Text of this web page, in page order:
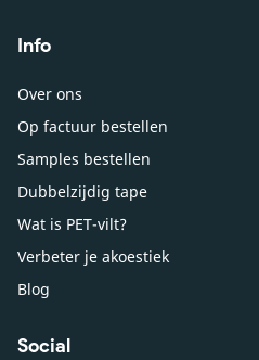
Info
Over ons
Op factuur bestellen
Samples bestellen
Dubbelzijdig tape
Wat is PET-vilt?
Verbeter je akoestiek
Blog
Social